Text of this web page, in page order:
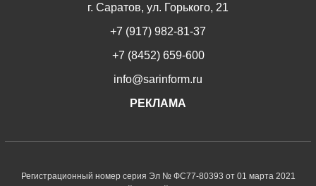
г. Саратов, ул. Горького, 21
+7 (917) 982-81-37
+7 (8452) 659-600
info@sarinform.ru
РЕКЛАМА
Регистрационный номер серия Эл № ФС77-80393 от 01 марта 2021